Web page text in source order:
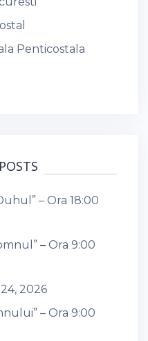
Penticostala
– Ora 18:00
– Ora 9:00
2026
– Ora 9:00